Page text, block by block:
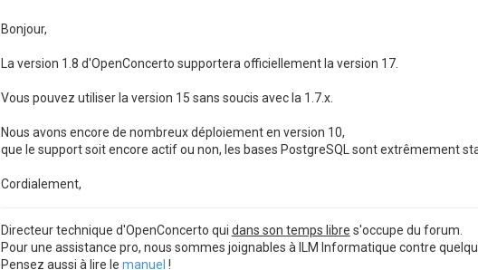
Bonjour,
La version 1.8 d'OpenConcerto supportera officiellement la version 17.
Vous pouvez utiliser la version 15 sans soucis avec la 1.7.x.
Nous avons encore de nombreux déploiement en version 10,
que le support soit encore actif ou non, les bases PostgreSQL sont extrêmement
Cordialement,
Directeur technique d'OpenConcerto qui dans son temps libre s'occupe du forum.
Pour une assistance pro, nous sommes joignables à ILM Informatique contre
Pensez aussi à lire le manuel !